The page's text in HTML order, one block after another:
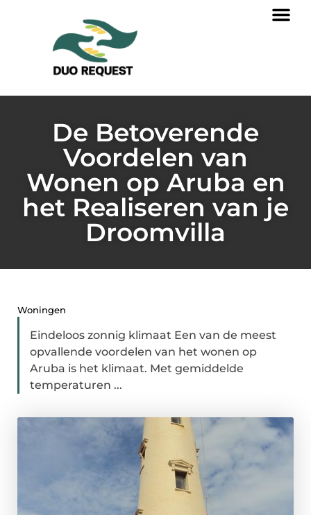
De Betoverende
Voordelen van
Wonen op Aruba en
het Realiseren van je
Droomvilla
Woningen
Eindeloos zonnig klimaat Een van de meest
opvallende voordelen van het wonen op
Aruba is het klimaat. Met gemiddelde
temperaturen ...